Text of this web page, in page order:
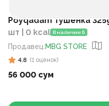
Poyqadam тушенка
шт | 0 kcal В наличии 6
Продавец:MBG STORE
4.8 (1 оценок)
56 000 сум